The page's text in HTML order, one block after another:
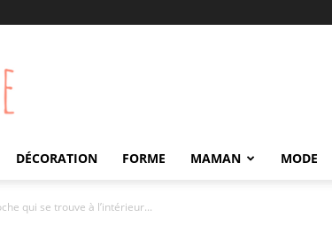
DÉCORATION FORME MAMAN MODE
qui se trouve à l’intérieur...